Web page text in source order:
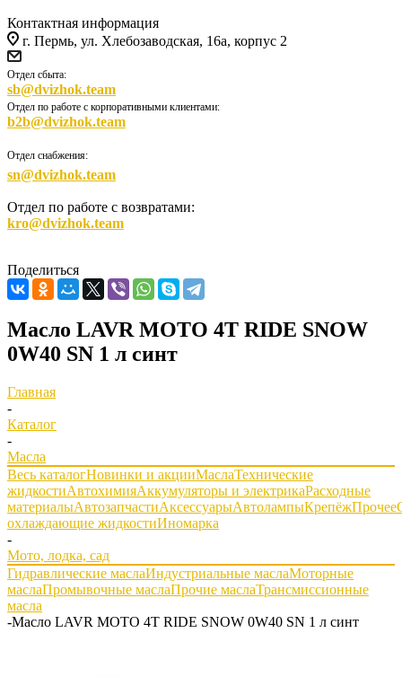
Контактная информация
г. Пермь, ул. Хлебозаводская, 16а, корпус 2
Отдел сбыта:
sb@dvizhok.team
Отдел по работе с корпоративными клиентами:
b2b@dvizhok.team
Отдел снабжения:
sn@dvizhok.team
Отдел по работе с возвратами:
kro@dvizhok.team
Поделиться
Масло LAVR MOTO 4T RIDE SNOW
0W40 SN 1 л синт
Главная
-
Каталог
-
Масла
Весь каталогНовинки и акцииМаслаТехнические
жидкостиАвтохимияАккумуляторы и электрикаРасходные
материалыАвтозапчастиАксессуарыАвтолампыКрепёжПрочее
охлаждающие жидкостиИномарка
-
Мото, лодка, сад
Гидравлические маслаИндустриальные маслаМоторные
маслаПромывочные маслаПрочие маслаТрансмиссионные
масла
-Масло LAVR MOTO 4T RIDE SNOW 0W40 SN 1 л синт